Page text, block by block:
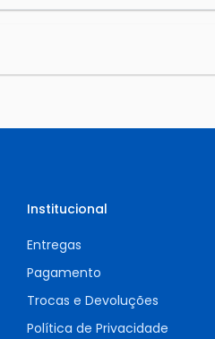
Institucional
Entregas
Pagamento
Trocas e Devoluções
Política de Privacidade